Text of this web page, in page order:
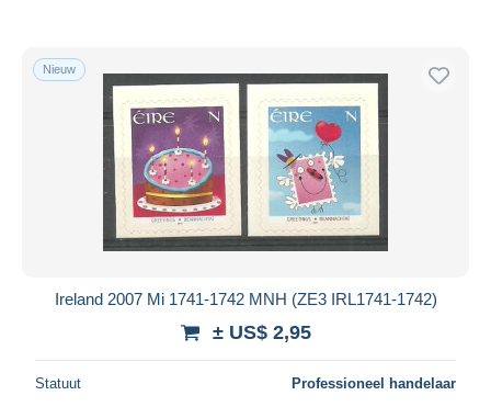
Nieuw
Ireland 2007 Mi 1741-1742 MNH (ZE3 IRL1741-1742)
± US$ 2,95
Statuut Professioneel handelaar